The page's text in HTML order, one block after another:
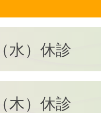
水）休診
木）休診